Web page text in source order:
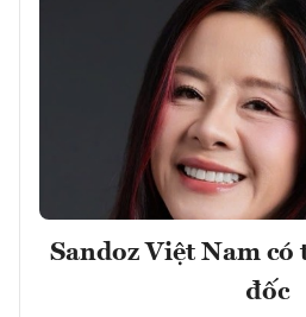
Sandoz Việt Nam có
đốc